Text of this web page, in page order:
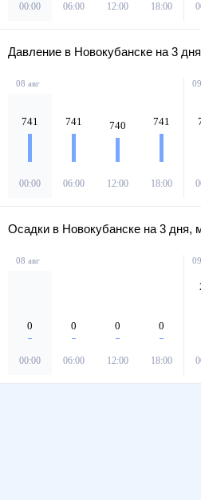
00:00 06:00 12:00 18:00
Давление в Новокубанске на 3
08 авг
741
00:00
741
06:00
740
12:00
741
18:00
Осадки в Новокубанске на 3 дня,
08 авг
0
00:00
0
06:00
0
12:00
0
18:00